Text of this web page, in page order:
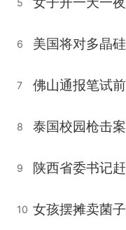
5
6
7
8 泰国校园枪击
9 陕西省委书记
10